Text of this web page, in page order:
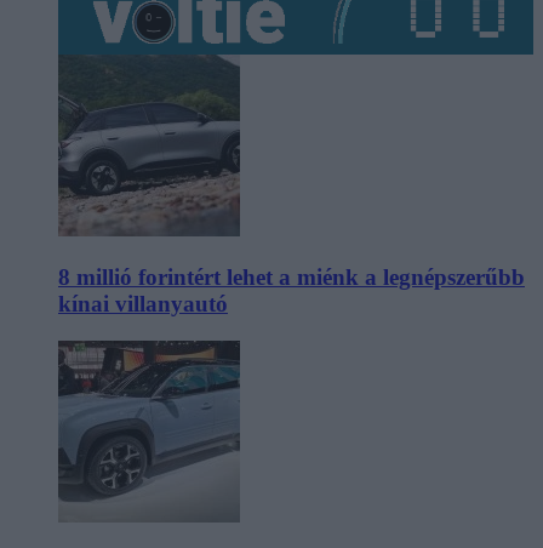
8 millió forintért lehet a miénk a legnépszerűbb
kínai villanyautó